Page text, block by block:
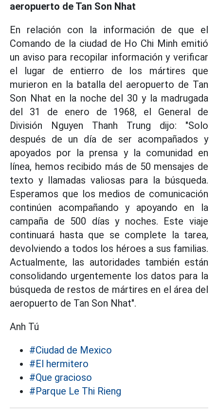
aeropuerto de Tan Son Nhat
En relación con la información de que el
Comando de la ciudad de Ho Chi Minh emitió
un aviso para recopilar información y verificar
el lugar de entierro de los mártires que
murieron en la batalla del aeropuerto de Tan
Son Nhat en la noche del 30 y la madrugada
del 31 de enero de 1968, el General de
División Nguyen Thanh Trung dijo: "Solo
después de un día de ser acompañados y
apoyados por la prensa y la comunidad en
línea, hemos recibido más de 50 mensajes de
texto y llamadas valiosas para la búsqueda.
Esperamos que los medios de comunicación
continúen acompañando y apoyando en la
campaña de 500 días y noches. Este viaje
continuará hasta que se complete la tarea,
devolviendo a todos los héroes a sus familias.
Actualmente, las autoridades también están
consolidando urgentemente los datos para la
búsqueda de restos de mártires en el área del
aeropuerto de Tan Son Nhat".
Anh Tú
#Ciudad de Mexico
#El hermitero
#Que gracioso
#Parque Le Thi Rieng